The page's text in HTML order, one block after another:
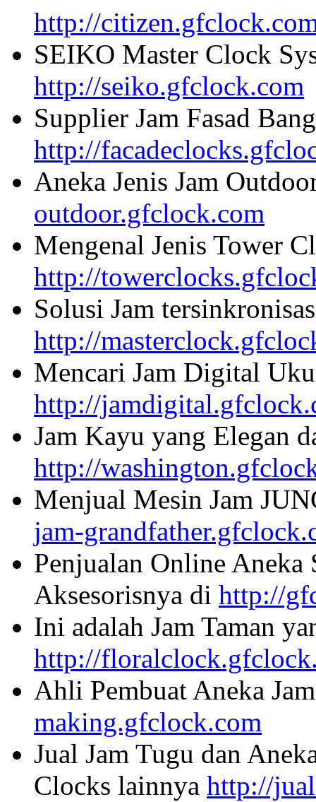
http://
SEIKO Master Clock
http://seiko.gfclock.com
Supplier Jam Fasad
http://
Aneka Jenis Jam
outdoor.gfclock.com
Mengenal Jenis Tower
http://
Solusi Jam
http://
Mencari Jam Digital
http://
Jam Kayu yang Elegan
http://
Menjual Mesin Jam
jam-
Penjualan Online Aneka
Aksesorisnya di http://
Ini adalah Jam Taman
http://
Ahli Pembuat Aneka
making.gfclock.com
Jual Jam Tugu dan
Clocks lainnya http://